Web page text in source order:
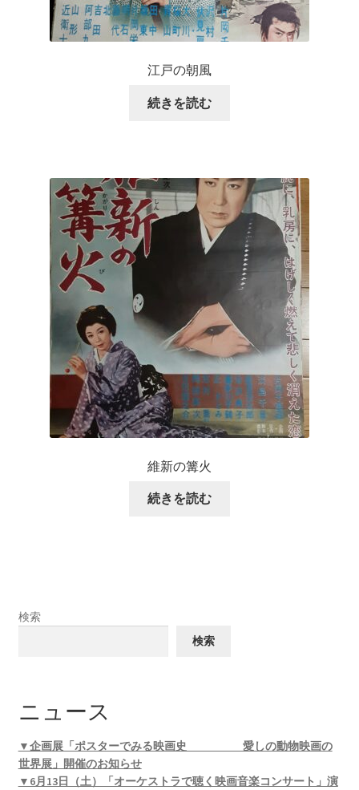
江戸の朝風
続きを読む
維新の篝火
続きを読む
検索
検索
ニュース
▼企画展「ポスターでみる映画史 愛しの動物映画の
世界展」開催のお知らせ
▼6月13日（土）「オーケストラで聴く映画音楽コンサート」演